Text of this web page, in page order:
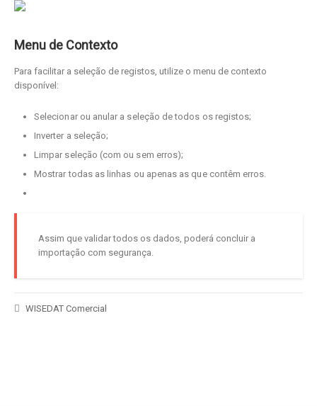
Menu de Contexto
Para facilitar a seleção de registos, utilize o menu de contexto
disponível:
Selecionar ou anular a seleção de todos os registos;
Inverter a seleção;
Limpar seleção (com ou sem erros);
Mostrar todas as linhas ou apenas as que contêm erros.
Assim que validar todos os dados, poderá concluir a
importação com segurança.
WISEDAT Comercial